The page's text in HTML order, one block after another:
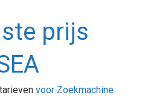
prijs
tarieven voor Zoekmachine